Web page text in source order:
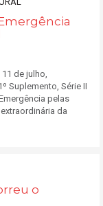
de julho,
Suplemento, Série II
pelas
da
o